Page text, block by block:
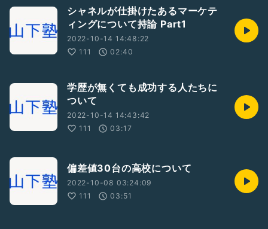
シャネルが仕掛けたあるマーケテ
ィングについて持論 Part1
2022-10-14 14:48:22
111
02:40
学歴が無くても成功する人たちに
ついて
2022-10-14 14:43:42
111
03:17
偏差値30台の高校について
2022-10-08 03:24:09
111
03:51